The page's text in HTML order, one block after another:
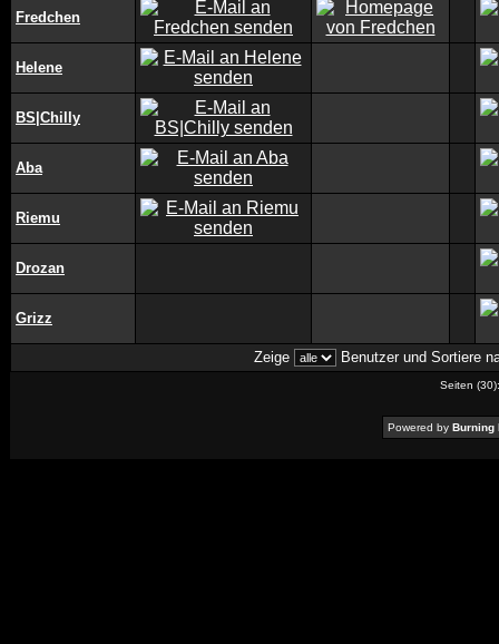
Fredchen
Helene
BS|Chilly
Aba
Riemu
Drozan
Grizz
Zeige Benutzer und Sortiere
Seiten
Powered by Burning